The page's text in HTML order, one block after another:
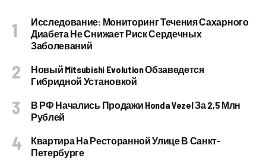
Исследование: Мониторинг Течения Сахарного
Диабета Не Снижает Риск Сердечных
Заболеваний
Новый Mitsubishi Evolution Обзаведется
Гибридной Установкой
В РФ Начались Продажи Honda Vezel За 2,5 Млн
Рублей
Квартира На Ресторанной Улице В Санкт-
Петербурге